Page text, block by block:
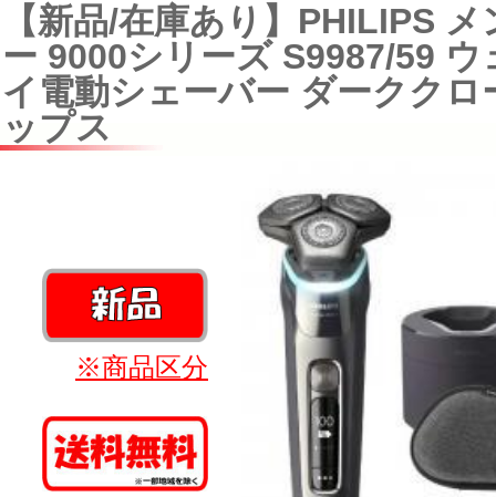
【新品/在庫あり】PHILIPS
ー 9000シリーズ S9987/59
イ電動シェーバー ダーククロ
ップス
※商品区分